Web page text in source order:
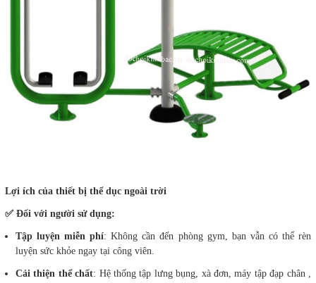
Lợi ích của thiết bị thể dục ngoài trời
✅ Đối với người sử dụng:
Tập luyện miễn phí: Không cần đến phòng gym, bạn vẫn có thể rèn
luyện sức khỏe ngay tại công viên.
Cải thiện thể chất: Hệ thống tập lưng bụng, xà đơn, máy tập đạp chân ,